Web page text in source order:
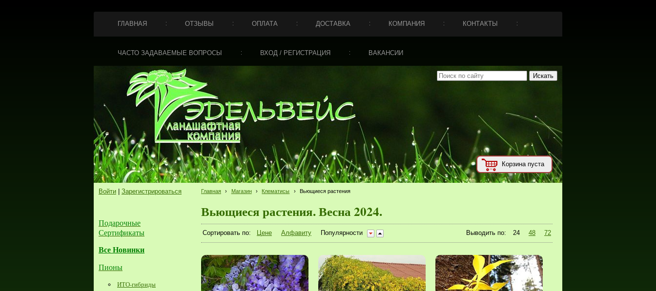
ГЛАВНАЯ ОТЗЫВЫ ОПЛАТА ДОСТАВКА КОМПАНИЯ КОНТАКТЫ
ЧАСТО ЗАДАВАЕМЫЕ ВОПРОСЫ ВХОД / РЕГИСТРАЦИЯ ВАКАНСИИ
Корзина пуста
Войти Зарегистрироваться
Подарочные
Сертификаты
Все Новинки
Пионы
ИТО-гибриды
Главная › Магазин › Клематисы › Вьющиеся растения
Вьющиеся растения. Весна 2024.
Выводить по: 24 48 72
Сортировать по: Цене Алфавиту Популярности